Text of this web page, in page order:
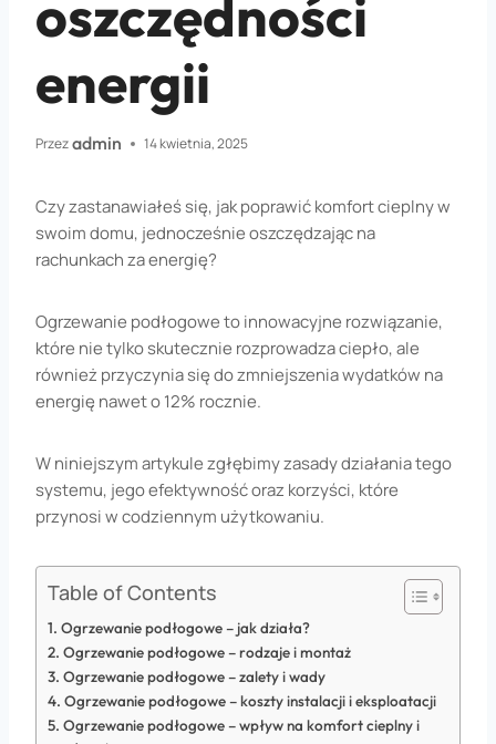
oszczędności
energii
Przezadmin 14 kwietnia, 2025
Czy zastanawiałeś się, jak poprawić komfort cieplny w
swoim domu, jednocześnie oszczędzając na
rachunkach za energię?
Ogrzewanie podłogowe to innowacyjne rozwiązanie,
które nie tylko skutecznie rozprowadza ciepło, ale
również przyczynia się do zmniejszenia wydatków na
energię nawet o 12% rocznie.
W niniejszym artykule zgłębimy zasady działania tego
systemu, jego efektywność oraz korzyści, które
przynosi w codziennym użytkowaniu.
Table of Contents
Ogrzewanie podłogowe – jak działa?
Ogrzewanie podłogowe – rodzaje i montaż
Ogrzewanie podłogowe – zalety i wady
Ogrzewanie podłogowe – koszty instalacji i eksploatacji
Ogrzewanie podłogowe – wpływ na komfort cieplny i